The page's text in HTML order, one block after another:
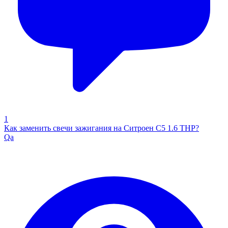
1
Как заменить свечи зажигания на Ситроен С5 1.6 ТНР?
Qa